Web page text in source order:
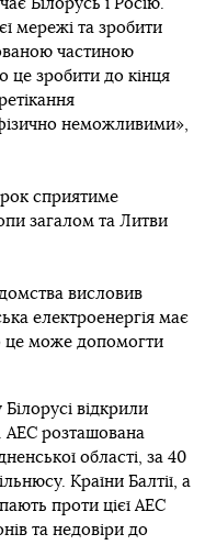
Білорусь і Росію.
мережі та зробити
частиною
це зробити до кінця
фізично неможливими»,
сприятиме
загалом та Литви
висловив
електроенергія має
це може допомогти
відкрили
АЕС розташована
області, за 40
Країни Балтії, а
проти цієї АЕС
та недовіри до